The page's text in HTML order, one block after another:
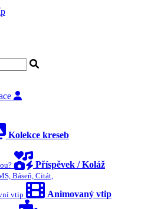
Kolekce kreseb
Příspěvek / Koláž
Báseň, Citát,
vtip Animovaný vtip